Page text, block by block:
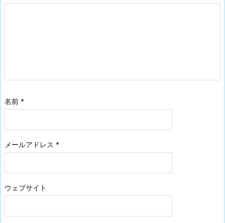
名前 *
メールアドレス *
ウェブサイト